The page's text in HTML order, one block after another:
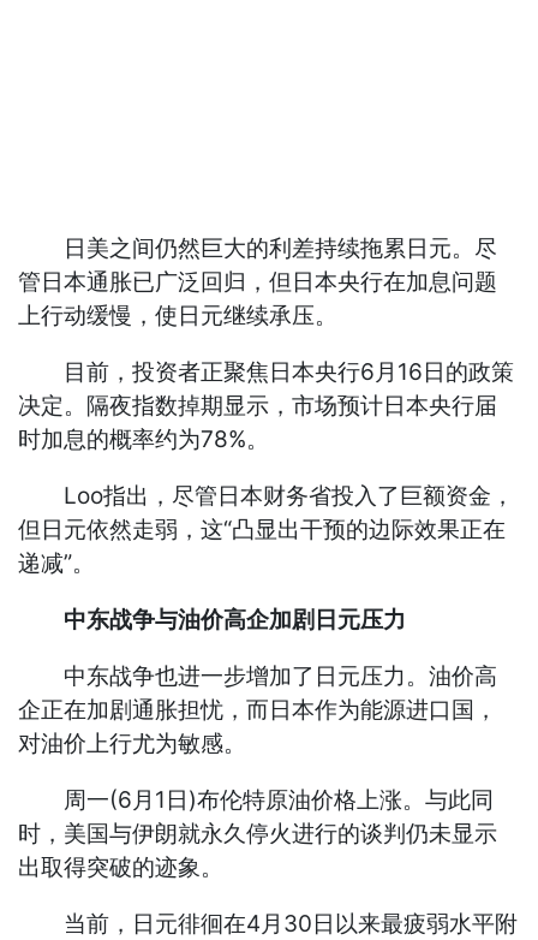
日美之间仍然巨大的利差持续拖累日元。尽
管日本通胀已广泛回归，但日本央行在加息问题
上行动缓慢，使日元继续承压。
目前，投资者正聚焦日本央行6月16日的政策
决定。隔夜指数掉期显示，市场预计日本央行届
时加息的概率约为78%。
Loo指出，尽管日本财务省投入了巨额资金，
但日元依然走弱，这“凸显出干预的边际效果正在
递减”。
中东战争与油价高企加剧日元压力
中东战争也进一步增加了日元压力。油价高
企正在加剧通胀担忧，而日本作为能源进口国，
对油价上行尤为敏感。
周一(6月1日)布伦特原油价格上涨。与此同
时，美国与伊朗就永久停火进行的谈判仍未显示
出取得突破的迹象。
当前，日元徘徊在4月30日以来最疲弱水平附